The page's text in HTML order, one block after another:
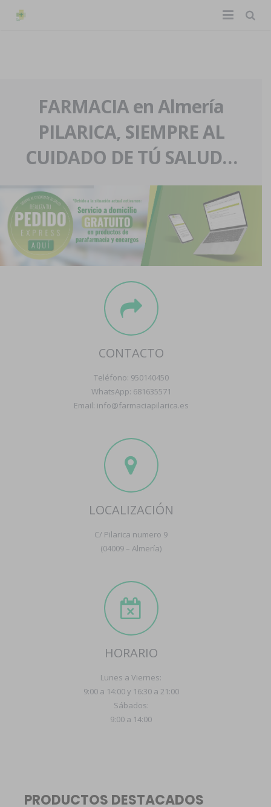
La farmacia
Nuestra historia
Nuestro equipo
Eventos
Servicios y reservas
Pedidos express
Blog
Contacto
Boletín
FARMACIA en Almería
PILARICA, SIEMPRE AL
CUIDADO DE TÚ SALUD…
CONTACTO
Teléfono: 950140450
WhatsApp: 681635571
Email: info@farmaciapilarica.es
LOCALIZACIÓN
C/ Pilarica numero 9
(04009 – Almería)
HORARIO
Lunes a Viernes:
9:00 a 14:00 y 16:30 a 21:00
Sábados:
9:00 a 14:00